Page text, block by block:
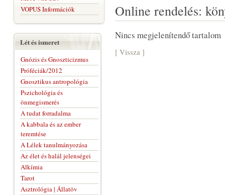
Online rendelés:
Nincs megjelenítendő tartalom
[ Vissza ]
VOPUS Információk
Lét és ismeret
Gnózis és Gnoszticizmus
Próféciák/2012
Gnosztikus antropológia
Pszichológia és
önmegismerés
A tudat forradalma
A kabbala és az ember
teremtése
A Lélek tanulmányozása
Az élet és halál jelenségei
Alkímia
Tarot
Asztrológia | Állatöv